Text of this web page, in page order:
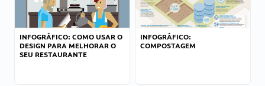
INFOGRÁFICO: COMO USAR O
DESIGN PARA MELHORAR O
SEU RESTAURANTE
INFOGRÁFICO:
COMPOSTAGEM